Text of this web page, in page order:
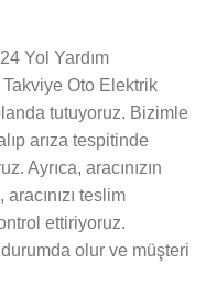
Yol Yardım
Oto Elektrik
tutuyoruz. Bizimle
arıza tespitinde
Ayrıca, aracınızın
aracınızı teslim
ettiriyoruz.
olur ve müşteri